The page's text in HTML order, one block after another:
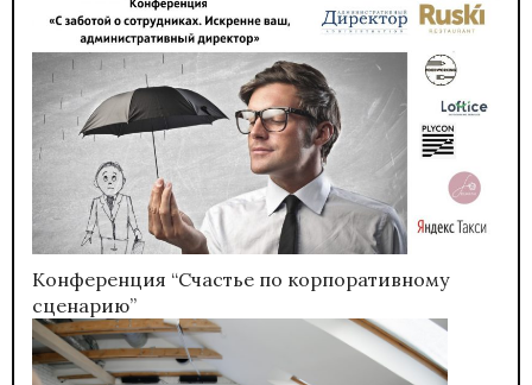
Конференция “Счастье по корпоративному
сценарию”